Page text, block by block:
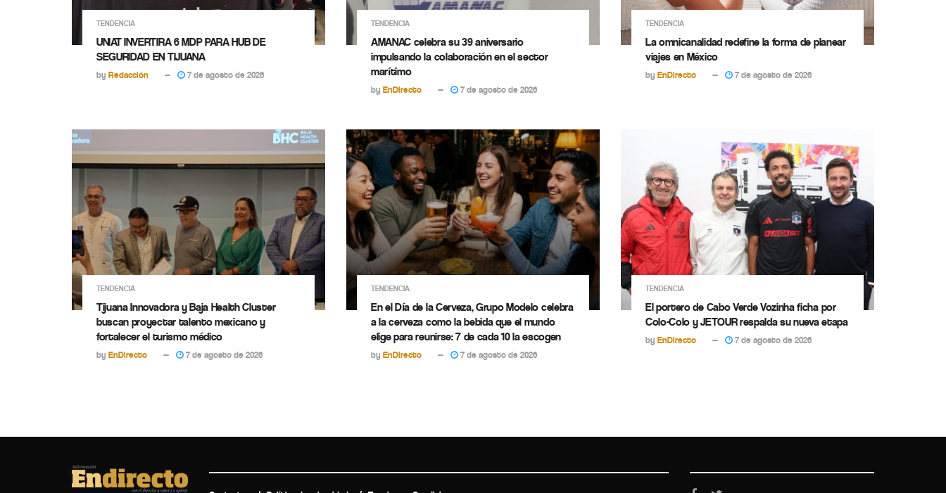
TENDENCIA
UNIAT INVERTIRA 6 MDP PARA HUB DE
SEGURIDAD EN TIJUANA
by Redacción 7 de agosto de 2026
TENDENCIA
AMANAC celebra su 39 aniversario
impulsando la colaboración en el sector
marítimo
by EnDirecto 7 de agosto de 2026
TENDENCIA
La omnicanalidad redefine la forma de planear
viajes en México
by EnDirecto 7 de agosto de 2026
TENDENCIA
Tijuana Innovadora y Baja Health Cluster
buscan proyectar talento mexicano y
fortalecer el turismo médico
by EnDirecto 7 de agosto de 2026
TENDENCIA
En el Día de la Cerveza, Grupo Modelo celebra
a la cerveza como la bebida que el mundo
elige para reunirse: 7 de cada 10 la escogen
by EnDirecto 7 de agosto de 2026
TENDENCIA
El portero de Cabo Verde Vozinha ficha por
Colo-Colo y JETOUR respalda su nueva etapa
by EnDirecto 7 de agosto de 2026